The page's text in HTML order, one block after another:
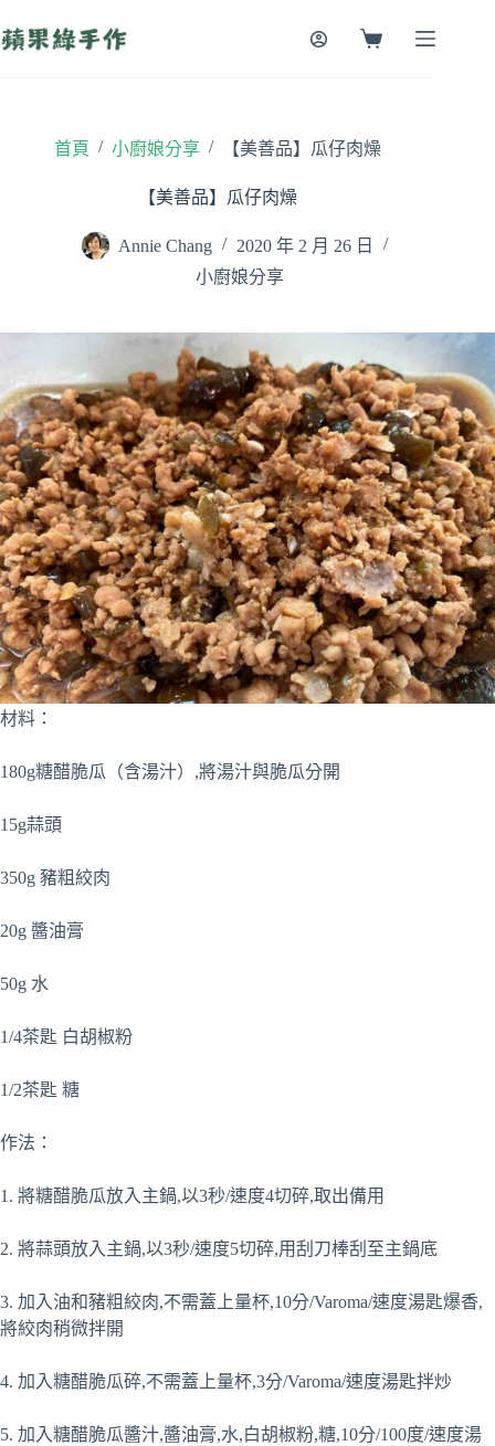
至
購
首頁 / 小廚娘分享 / 【美善品】瓜仔肉燥
【美善品】瓜仔肉燥
Annie Chang
2020 年 2 月 26 日
小廚娘分享
材料：
180g糖醋脆瓜（含湯汁）,將湯汁與脆瓜分開
15g蒜頭
350g 豬粗絞肉
20g 醬油膏
50g 水
1/4茶匙 白胡椒粉
1/2茶匙 糖
作法：
1. 將糖醋脆瓜放入主鍋,以3秒/速度4切碎,取出備用
2. 將蒜頭放入主鍋,以3秒/速度5切碎,用刮刀棒刮至主鍋底
3. 加入油和豬粗絞肉,不需蓋上量杯,10分/Varoma/速度湯匙爆香,
將絞肉稍微拌開
4. 加入糖醋脆瓜碎,不需蓋上量杯,3分/Varoma/速度湯匙拌炒
5. 加入糖醋脆瓜醬汁,醬油膏,水,白胡椒粉,糖,10分/100度/速度湯